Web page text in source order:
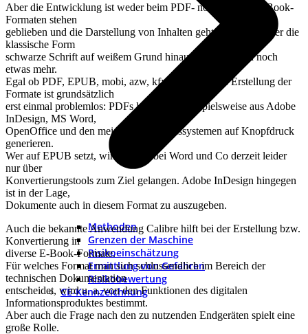
Methoden
Grenzen der Maschine
Risikoeinschätzung
Ermittlung von Gefahren
Risikobewertung
CE-Kennzeichnung
Aber die Entwicklung ist weder beim PDF- noch bei den E-Book-
Formaten stehen
geblieben und die Darstellung von Inhalten geht heute weit über die
klassische Form
schwarze Schrift auf weißem Grund hinaus – dazu gleich noch
etwas mehr.
Egal ob PDF, EPUB, mobi, azw, kfx und Co. – die Erstellung der
Formate ist grundsätzlich
erst einmal problemlos: PDFs lassen sich beispielsweise aus Adobe
InDesign, MS Word,
OpenOffice und den meisten Redaktionssystemen auf Knopfdruck
generieren.
Wer auf EPUB setzt, wird jedoch bei Word und Co derzeit leider
nur über
Konvertierungstools zum Ziel gelangen. Adobe InDesign hingegen
ist in der Lage,
Dokumente auch in diesem Format zu auszugeben.
Auch die bekannte Anwendung Calibre hilft bei der Erstellung bzw.
Konvertierung in
diverse E-Book-Formate.
Für welches Format man sich schlussendlich im Bereich der
technischen Dokumentation
entscheidet, wird u. a. von den Funktionen des digitalen
Informationsproduktes bestimmt.
Aber auch die Frage nach den zu nutzenden Endgeräten spielt eine
große Rolle.